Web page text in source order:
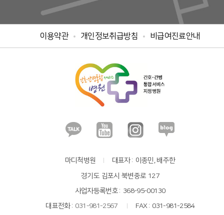
이용약관 개인정보취급방침 비급여진료안내
마디척병원 대표자
이종민, 배주한
경기도 김포시 북변중로 127
사업자등록번호
368-95-00130
대표전화
031-981-2567 FAX 031-981-2584